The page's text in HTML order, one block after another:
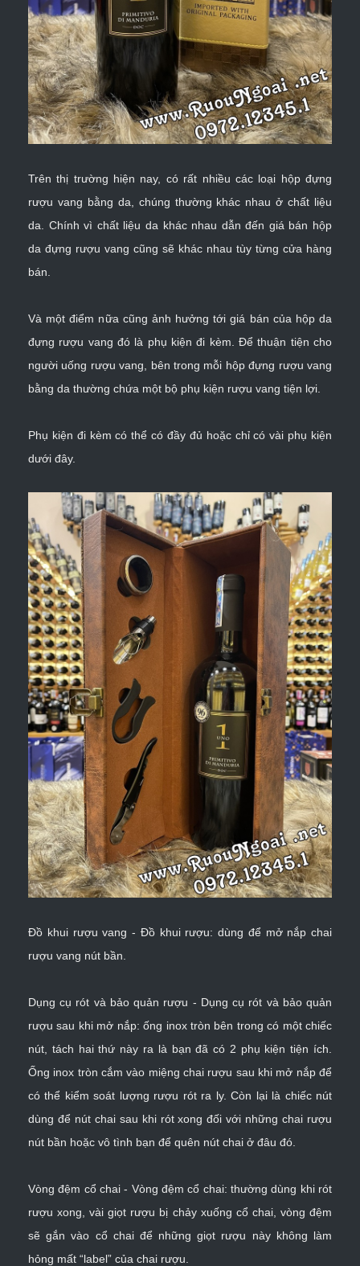
Trên thị trường hiện nay, có rất nhiều các loại hộp đựng
rượu vang bằng da, chúng thường khác nhau ở chất liệu
da. Chính vì chất liệu da khác nhau dẫn đến giá bán hộp
da đựng rượu vang cũng sẽ khác nhau tùy từng cửa hàng
bán.
Và một điểm nữa cũng ảnh hưởng tới giá bán của hộp da
đựng rượu vang đó là phụ kiện đi kèm. Để thuận tiện cho
người uống rượu vang, bên trong mỗi hộp đựng rượu vang
bằng da thường chứa một bộ phụ kiện rượu vang tiện lợi.
Phụ kiện đi kèm có thể có đầy đủ hoặc chỉ có vài phụ kiện
dưới đây.
Đồ khui rượu vang - Đồ khui rượu: dùng để mở nắp chai
rượu vang nút bần.
Dụng cụ rót và bảo quản rượu - Dụng cụ rót và bảo quản
rượu sau khi mở nắp: ống inox tròn bên trong có một chiếc
nút, tách hai thứ này ra là bạn đã có 2 phụ kiện tiện ích.
Ống inox tròn cắm vào miệng chai rượu sau khi mở nắp để
có thể kiểm soát lượng rượu rót ra ly. Còn lại là chiếc nút
dùng để nút chai sau khi rót xong đối với những chai rượu
nút bần hoặc vô tình bạn để quên nút chai ở đâu đó.
Vòng đệm cổ chai - Vòng đệm cổ chai: thường dùng khi rót
rượu xong, vài giọt rượu bị chảy xuống cổ chai, vòng đệm
sẽ gắn vào cổ chai để những giọt rượu này không làm
hỏng mất “label” của chai rượu.